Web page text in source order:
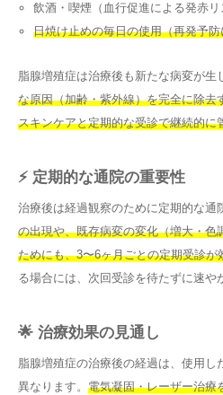
飲酒・喫煙（血行促進による発赤リ
日焼け止めの毎日の使用（再発予
脂腺増殖症は治療後も新たな病変が生
な原因（加齢・紫外線）を完全に除去
スキンケアと定期的な受診で継続的に
⚡ 定期的な通院の重要性
治療後は経過観察のために定期的な通
の出現や、既存病変の変化（増大・色
ためにも、3〜6ヶ月ごとの定期受診が
る場合には、次回受診を待たずに速や
🌟 治療効果の見通し
脂腺増殖症の治療後の経過は、使用し
異なります。 電気凝固・レーザー治療